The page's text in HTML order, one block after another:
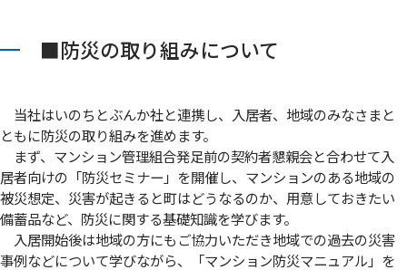
■防災の取り組みについて
当社はいのちとぶんか社と連携し、入居者、地域のみなさまと
ともに防災の取り組みを進めます。
まず、マンション管理組合発足前の契約者懇親会と合わせて入
居者向けの「防災セミナー」を開催し、マンションのある地域の
被災想定、災害が起きると町はどうなるのか、用意しておきたい
備蓄品など、防災に関する基礎知識を学びます。
入居開始後は地域の方にもご協力いただき地域での過去の災害
事例などについて学びながら、「マンション防災マニュアル」を